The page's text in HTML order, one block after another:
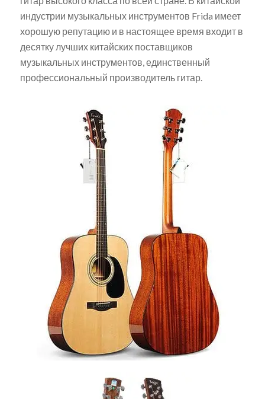
индустрии музыкальных инструментов Frida имеет
хорошую репутацию и в настоящее время входит в
десятку лучших китайских поставщиков
музыкальных инструментов, единственный
профессиональный производитель гитар.